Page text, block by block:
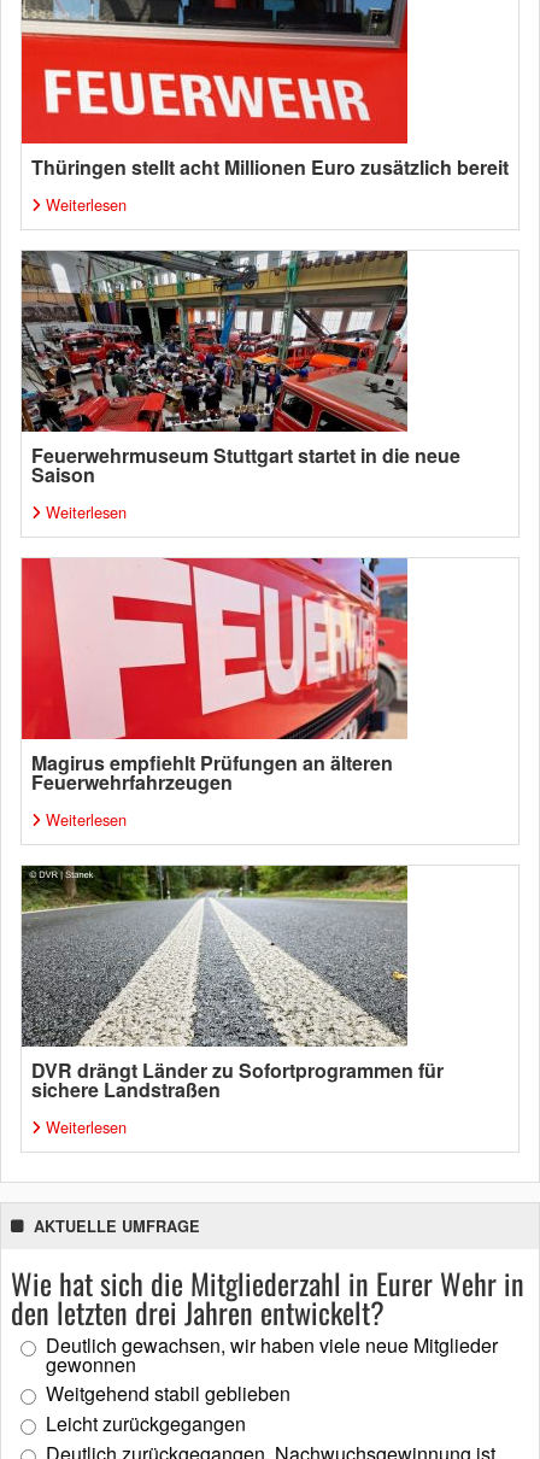
Thüringen stellt acht Millionen Euro zusätzlich bereit
Weiterlesen
Feuerwehrmuseum Stuttgart startet in die neue
Saison
Weiterlesen
Magirus empfiehlt Prüfungen an älteren
Feuerwehrfahrzeugen
Weiterlesen
DVR drängt Länder zu Sofortprogrammen für
sichere Landstraßen
Weiterlesen
AKTUELLE UMFRAGE
Wie hat sich die Mitgliederzahl in Eurer Wehr in
den letzten drei Jahren entwickelt?
Deutlich gewachsen, wir haben viele neue Mitglieder
gewonnen
Weitgehend stabil geblieben
Leicht zurückgegangen